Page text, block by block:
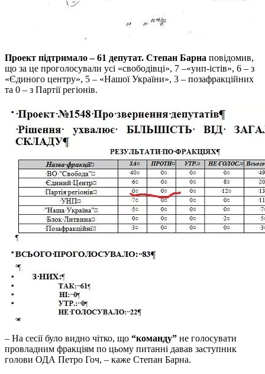
Проект підтримало – 61 депутат. Степан Барна повідомив,
що за це проголосували усі «свободівці», 7 –«унп-істів», 6 – з
«Єдиного центру», 5 – «Нашої України», 3 – позафракційних
та 0 – з Партії регіонів.
– На сесії було видно чітко, що “команду” не голосувати
провладним фракціям по цьому питанні давав заступник
голови ОДА Петро Гоч, – каже Степан Барна.